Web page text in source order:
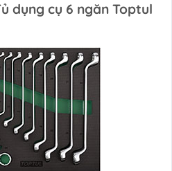
dụng cụ 6 ngăn Toptul